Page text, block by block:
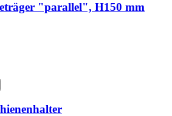
"parallel", H150 mm